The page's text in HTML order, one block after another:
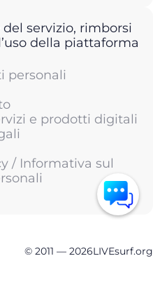
servizio, rimborsi
della piattaforma
personali
e prodotti digitali
/ Informativa sul
© 2011 — 2026LIVEsurf.org